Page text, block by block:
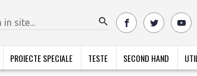
PROIECTE SPECIALE TESTE SECOND HAND